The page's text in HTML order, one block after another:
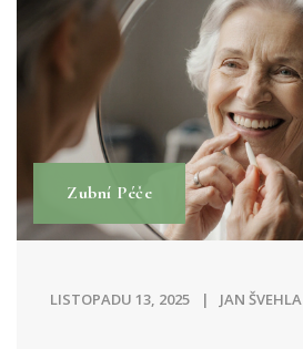
Zubní Péče
LISTOPADU 13, 2025 JAN ŠVEHLA